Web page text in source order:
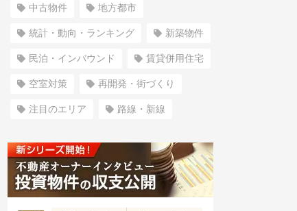
中古物件 地方都市
統計・動向・ランキング 新築物件
民泊・インバウンド 賃貸併用住宅
空室対策 再開発・街づくり
注目のエリア 路線・新線